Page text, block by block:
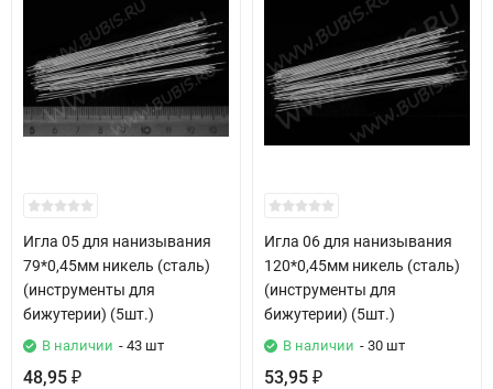
Игла 05 для нанизывания
79*0,45мм никель (сталь)
(инструменты для
бижутерии) (5шт.)
В наличии - 43 шт
48,95 ₽
Игла 06 для нанизывания
120*0,45мм никель (сталь)
(инструменты для
бижутерии) (5шт.)
В наличии - 30 шт
53,95 ₽